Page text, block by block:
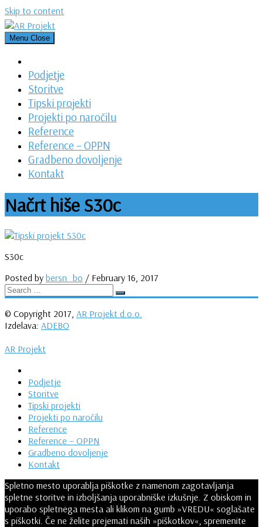
Skip to content
Menu Close
Podjetje
Storitve
Tipski projekti
Projekti po naročilu
Reference
Reference – OPPN
Gradbeno dovoljenje
Kontakt
Načrt hiše S30c
S30c
Posted by bersn_bo / February 16, 2017
© Copyright 2017, AR Projekt d.o.o.
Izdelava: ADEBO
AR Projekt
Podjetje
Storitve
Tipski projekti
Projekti po naročilu
Reference
Reference – OPPN
Gradbeno dovoljenje
Kontakt
Spletno mesto uporablja piškotke z namenom zagotavljanja
spletne storitve in izboljšanja uporabniške izkušnje. Z obiskom in
uporabo spletnega mesta ali klikom na gumb »VREDU« soglašate
s piškotki. Če ne želite prejemati naših »piškotkov«, spremenite